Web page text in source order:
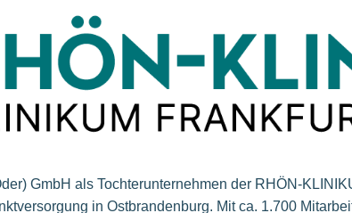
GmbH als Tochterunternehmen der RHÖN-
in Ostbrandenburg. Mit ca. 1.700